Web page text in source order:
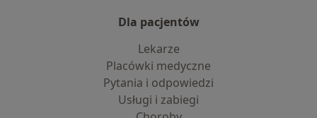
Dla pacjentów
Lekarze
Placówki medyczne
Pytania i odpowiedzi
Usługi i zabiegi